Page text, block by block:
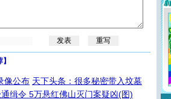
像公布 天下头条：很多秘密带入坟墓
缉令 5万悬红佛山灭门案疑凶(图)